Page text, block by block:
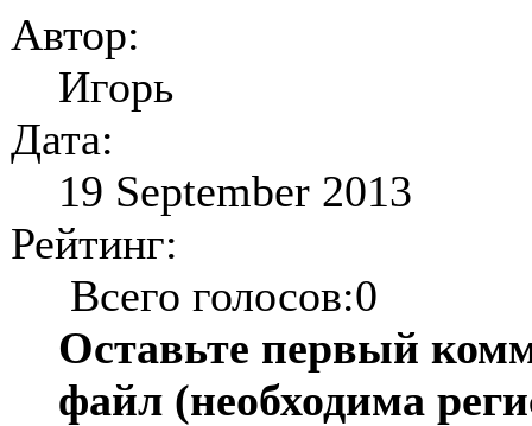
Автор:
Игорь
Дата:
19 September 2013
Рейтинг:
Всего голосов:0
Оставьте первый
файл (необходима